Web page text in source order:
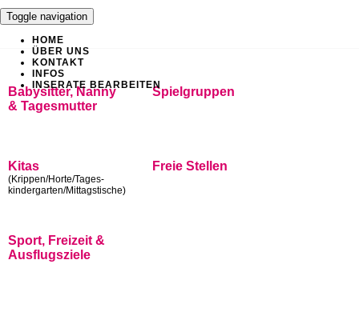
Toggle navigation
HOME
ÜBER UNS
KONTAKT
INFOS
INSERATE BEARBEITEN
Babysitter, Nanny
& Tagesmutter
Spielgruppen
Kitas
(Krippen/Horte/Tages-
kindergarten/Mittagstische)
Freie Stellen
Sport, Freizeit &
Ausflugsziele